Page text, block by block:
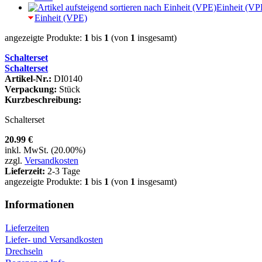
Einheit
Einheit (VPE)
angezeigte Produkte: 1 bis 1 (von 1 insgesamt)
Schalterset
Schalterset
Artikel-Nr.: DI0140
Verpackung: Stück
Kurzbeschreibung:
Schalterset
20.99 €
inkl. MwSt. (20.00%)
zzgl. Versandkosten
Lieferzeit: 2-3 Tage
angezeigte Produkte: 1 bis 1 (von 1 insgesamt)
Informationen
Lieferzeiten
Liefer- und Versandkosten
Drechseln